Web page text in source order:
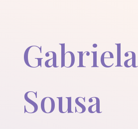
Gabriela
Sousa